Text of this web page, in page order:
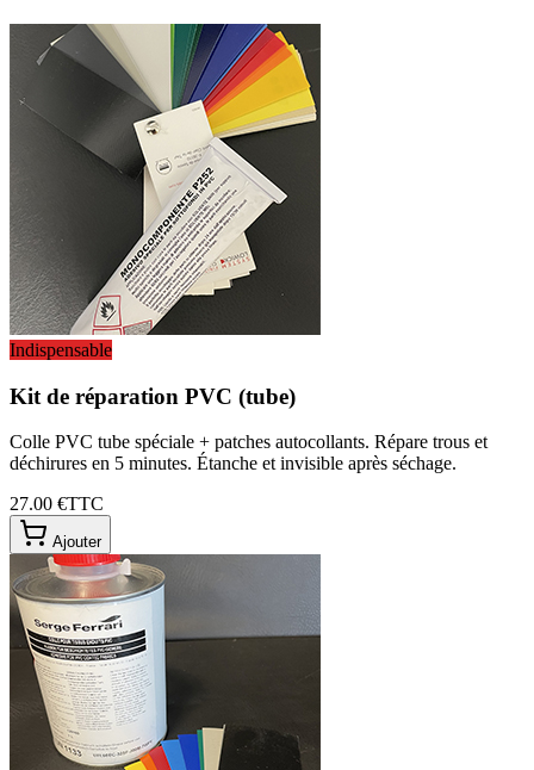
Indispensable
Kit de réparation PVC (tube)
Colle PVC tube spéciale + patches autocollants. Répare trous et
déchirures en 5 minutes. Étanche et invisible après séchage.
27.00 €TTC
Ajouter